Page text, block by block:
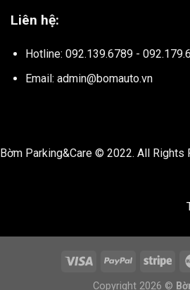
Liên hệ:
Hotline: 092.139.6789 -
Email: admin@bomauto.vn
Bờm Parking&Care © 2022. All Rights
Copyright 2026 ©